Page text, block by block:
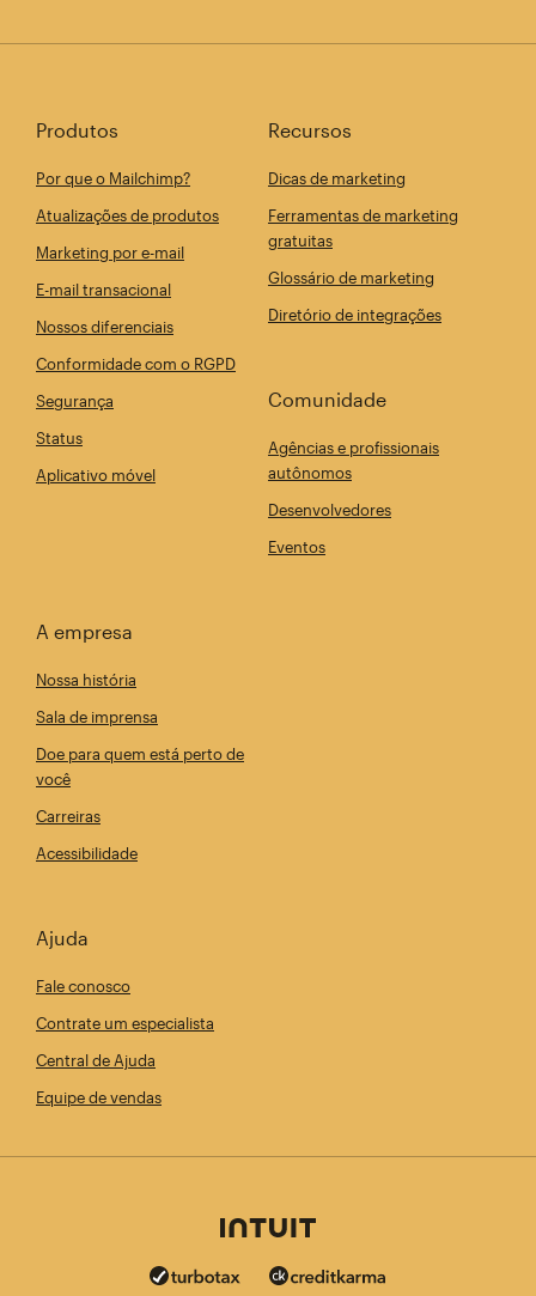
Produtos
Por que o Mailchimp?
Atualizações de produtos
Marketing por e-mail
E-mail transacional
Nossos diferenciais
Conformidade com o RGPD
Segurança
Status
Aplicativo móvel
Recursos
Dicas de marketing
Ferramentas de marketing
gratuitas
Glossário de marketing
Diretório de integrações
Comunidade
Agências e profissionais
autônomos
Desenvolvedores
Eventos
A empresa
Nossa história
Sala de imprensa
Doe para quem está perto de
você
Carreiras
Acessibilidade
Ajuda
Fale conosco
Contrate um especialista
Central de Ajuda
Equipe de vendas